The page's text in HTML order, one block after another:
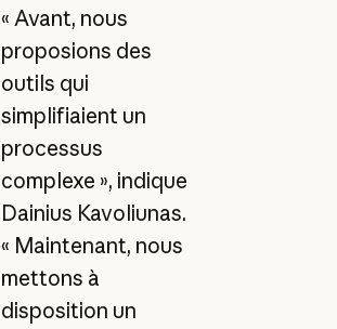
« Avant, nous
proposions des
outils qui
simplifiaient un
processus
complexe », indique
Dainius Kavoliunas.
« Maintenant, nous
mettons à
disposition un